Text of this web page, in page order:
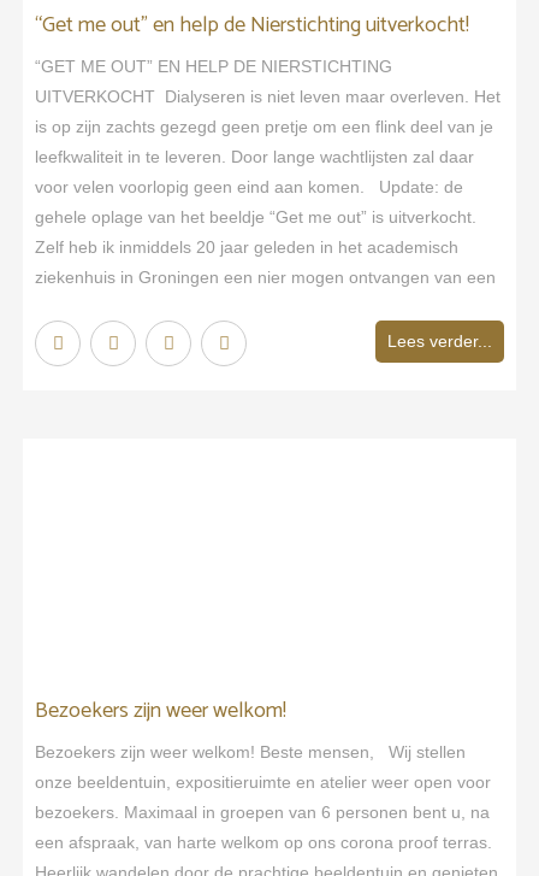
“Get me out” en help de Nierstichting uitverkocht!
“GET ME OUT” EN HELP DE NIERSTICHTING
UITVERKOCHT Dialyseren is niet leven maar overleven. Het
is op zijn zachts gezegd geen pretje om een flink deel van je
leefkwaliteit in te leveren. Door lange wachtlijsten zal daar
voor velen voorlopig geen eind aan komen. Update: de
gehele oplage van het beeldje “Get me out” is uitverkocht.
Zelf heb ik inmiddels 20 jaar geleden in het academisch
ziekenhuis in Groningen een nier mogen ontvangen van een
Lees verder...
Bezoekers zijn weer welkom!
Bezoekers zijn weer welkom! Beste mensen, Wij stellen
onze beeldentuin, expositieruimte en atelier weer open voor
bezoekers. Maximaal in groepen van 6 personen bent u, na
een afspraak, van harte welkom op ons corona proof terras.